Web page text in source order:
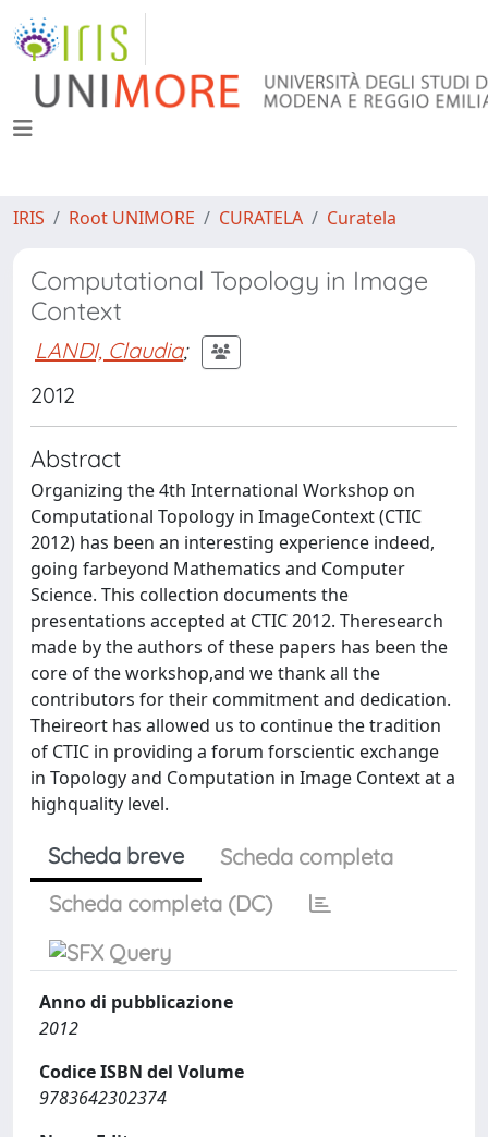
IRIS Root UNIMORE CURATELA Curatela
Computational Topology in Image
Context
LANDI, Claudia;
2012
Abstract
Organizing the 4th International Workshop on
Computational Topology in ImageContext (CTIC
2012) has been an interesting experience indeed,
going farbeyond Mathematics and Computer
Science. This collection documents the
presentations accepted at CTIC 2012. Theresearch
made by the authors of these papers has been the
core of the workshop,and we thank all the
contributors for their commitment and dedication.
Theireort has allowed us to continue the tradition
of CTIC in providing a forum forscientic exchange
in Topology and Computation in Image Context at a
highquality level.
Scheda breve
Scheda completa
Scheda completa (DC)
Anno di pubblicazione
2012
Codice ISBN del Volume
9783642302374